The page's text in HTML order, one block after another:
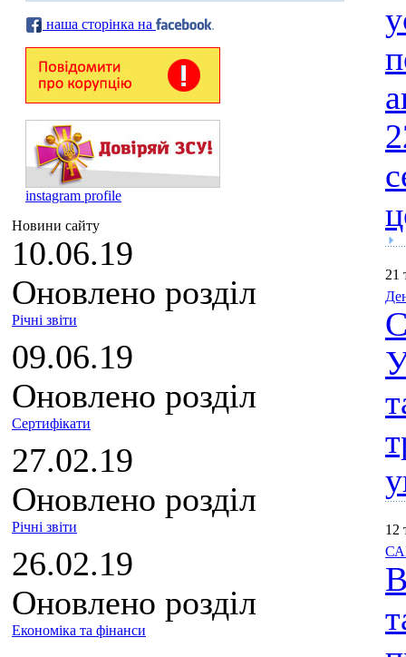
наша сторінка на
instagram profile
Новини сайту
10.06.19
Оновлено розділ
Річні звіти
09.06.19
Оновлено розділ
Сертифікати
27.02.19
Оновлено розділ
Річні звіти
26.02.19
Оновлено розділ
Економіка та фінанси
21
12